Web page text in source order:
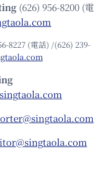
(626) 956-8200 (電
8227 (電話) /(626) 239-